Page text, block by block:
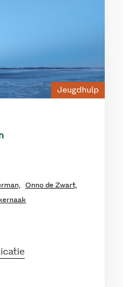
Jeugdhulp
Onno de Zwart,